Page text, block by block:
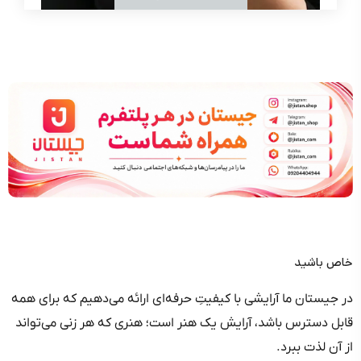
خاص باشید
در جیستان ما آرایشی با کیفیتِ حرفه‌ای ارائه می‌دهیم که برای همه
قابل دسترس باشد، آرایش یک هنر است؛ هنری که هر زنی می‌تواند
از آن لذت ببرد.